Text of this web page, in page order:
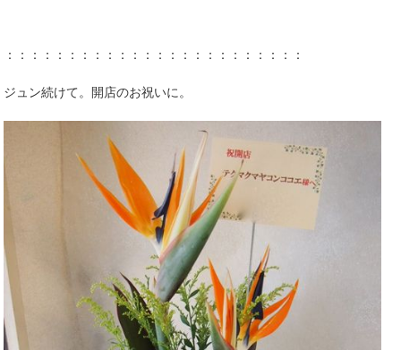
：：：：：：：：：：：：：：：：：：：：：：：：
ジュン続けて。開店のお祝いに。